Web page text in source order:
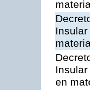
en